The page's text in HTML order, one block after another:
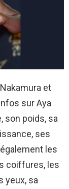
et
sur Aya
son poids, sa
ses
les
coiffures, les
yeux, sa